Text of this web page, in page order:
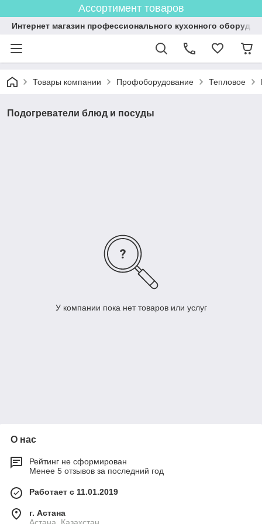
Ассортимент товаров
Интернет магазин профессионального кухонного
Товары компании Профоборудование Тепловое
Подогреватели блюд и посуды
У компании пока нет товаров или услуг
О нас
Рейтинг не сформирован
Менее 5 отзывов за последний год
Работает с 11.01.2019
г. Астана